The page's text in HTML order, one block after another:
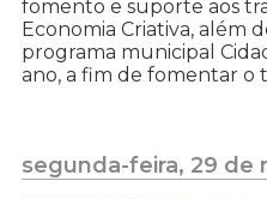
fomento e suporte aos
Economia Criativa, além
programa municipal
ano, a fim de fomentar o
segunda-feira, 29 de